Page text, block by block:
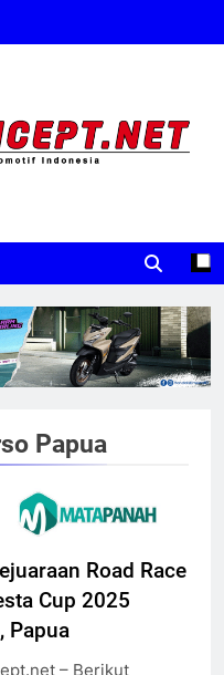
Papua
Road Race
Cup 2025
Papua
– Berikut